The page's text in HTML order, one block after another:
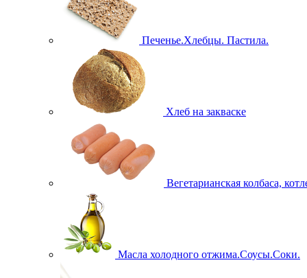
Печенье.Хлебцы. Пастила.
Хлеб на закваске
Вегетарианская колбаса,
Масла холодного отжима.Соусы.Соки.